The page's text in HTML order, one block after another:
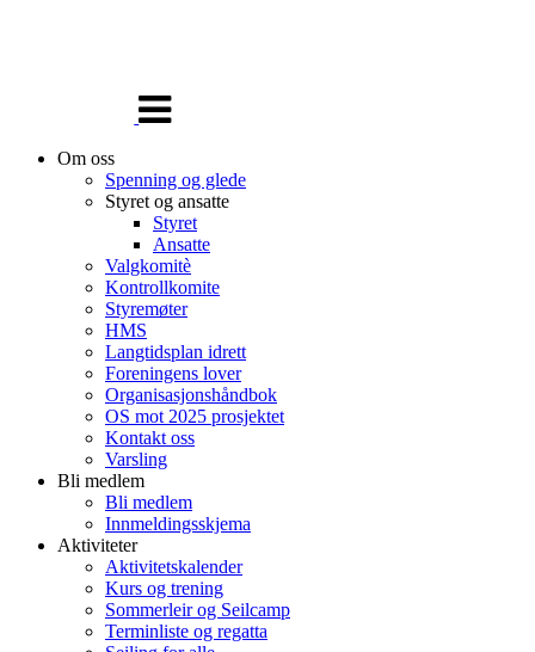
navigasjon
Om oss
Spenning og glede
Styret og ansatte
Styret
Ansatte
Valgkomitè
Kontrollkomite
Styremøter
HMS
Langtidsplan idrett
Foreningens lover
Organisasjonshåndbok
OS mot 2025 prosjektet
Kontakt oss
Varsling
Bli medlem
Bli medlem
Innmeldingsskjema
Aktiviteter
Aktivitetskalender
Kurs og trening
Sommerleir og Seilcamp
Terminliste og regatta